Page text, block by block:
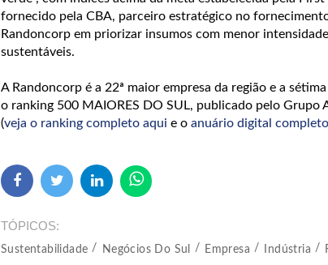
fornecido pela CBA, parceiro estratégico no
Randoncorp em priorizar insumos com menor
sustentáveis.
A Randoncorp é a 22ª maior empresa da região e a
o ranking 500 MAIORES DO SUL, publicado pelo Grupo
(veja o ranking completo aqui e o anuário digital
TÓPICOS
Sustentabilidade Negócios Do Sul Empresa Indústria